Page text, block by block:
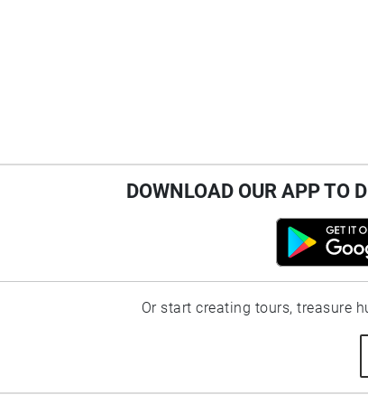
DOWNLOAD OUR APP TO
Or start creating tours, treasure